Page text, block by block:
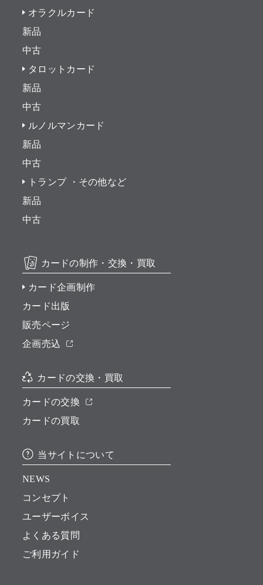
オラクルカード
新品
中古
タロットカード
新品
中古
ルノルマンカード
新品
中古
トランプ ・その他など
新品
中古
カードの制作・交換・買取
カード企画制作
カード出版
販売ページ
企画売込
カードの交換・買取
カードの交換
カードの買取
当サイトについて
NEWS
コンセプト
ユーザーボイス
よくある質問
ご利用ガイド